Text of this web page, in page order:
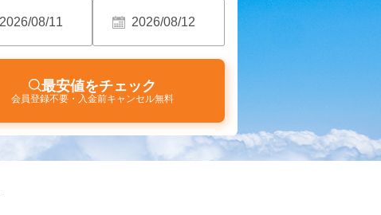
最安値をチェック
会員登録不要・入金前キャンセル無料